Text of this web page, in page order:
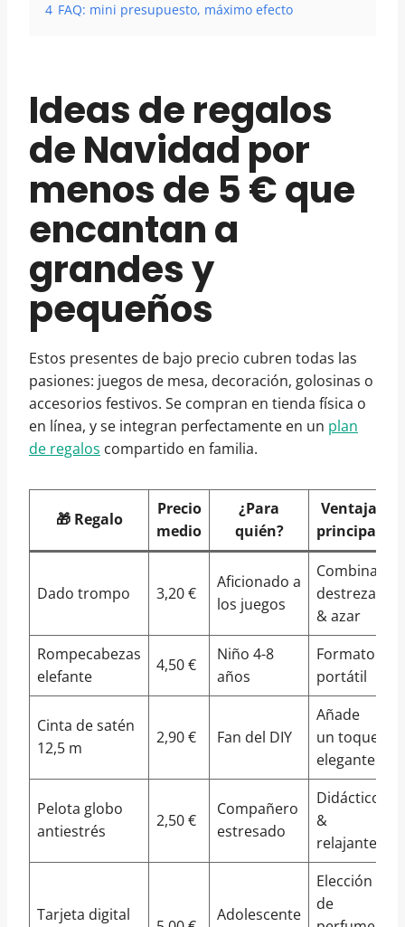
4 FAQ: mini presupuesto, máximo efecto
Ideas de regalos
de Navidad por
menos de 5 € que
encantan a
grandes y
pequeños
Estos presentes de bajo precio cubren todas las
pasiones: juegos de mesa, decoración, golosinas o
accesorios festivos. Se compran en tienda física o
en línea, y se integran perfectamente en un plan
de regalos compartido en familia.
🎁 Regalo
Precio
medio
¿Para
quién?
Ventaja
principal
Dado trompo 3,20 €
Aficionado a
los juegos
Combina
destreza
& azar
Rompecabezas
elefante
4,50 €
Niño 4-8
años
Formato
portátil
Cinta de satén
12,5 m
2,90 € Fan del DIY
Añade
un toque
elegante
Pelota globo
antiestrés
2,50 €
Compañero
estresado
Didáctico
&
relajante
Tarjeta digital Adolescente
Elección
de